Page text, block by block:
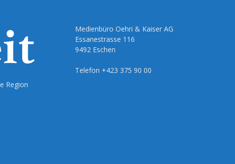
Region
Medienbüro Oehri & Kaiser AG
Essanestrasse 116
9492 Eschen
Telefon +423 375 90 00